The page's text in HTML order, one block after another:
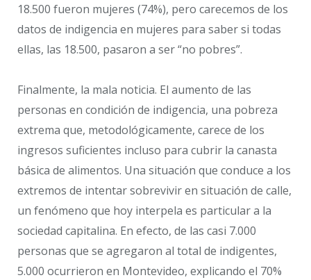
18.500 fueron mujeres (74%), pero carecemos de los
datos de indigencia en mujeres para saber si todas
ellas, las 18.500, pasaron a ser “no pobres”.
Finalmente, la mala noticia. El aumento de las
personas en condición de indigencia, una pobreza
extrema que, metodológicamente, carece de los
ingresos suficientes incluso para cubrir la canasta
básica de alimentos. Una situación que conduce a los
extremos de intentar sobrevivir en situación de calle,
un fenómeno que hoy interpela es particular a la
sociedad capitalina. En efecto, de las casi 7.000
personas que se agregaron al total de indigentes,
5.000 ocurrieron en Montevideo, explicando el 70%